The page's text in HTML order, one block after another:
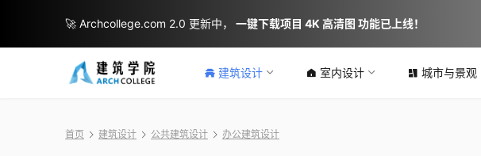
建筑设计 室内设计 城市与景观
首页 建筑设计 公共建筑设计 办公建筑设计
🚀 Archcollege.com 2.0 更新中， 一键下载项目 4K 高清图 功能已上线！